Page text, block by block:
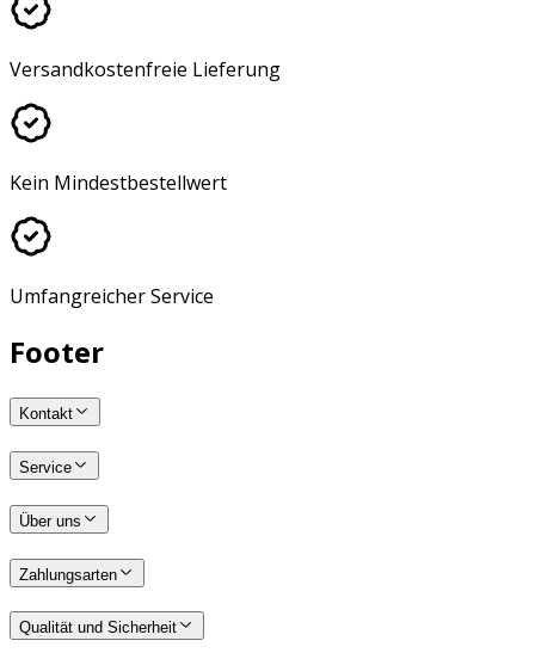
Versandkostenfreie Lieferung
Kein Mindestbestellwert
Umfangreicher Service
Footer
Kontakt
Service
Über uns
Zahlungsarten
Qualität und Sicherheit